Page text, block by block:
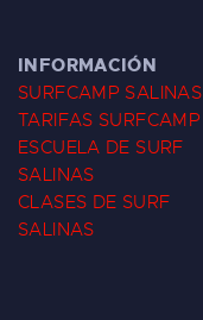
INFORMACIÓN
SURFCAMP SALINAS
TARIFAS SURFCAMP
ESCUELA DE SURF
SALINAS
CLASES DE SURF
SALINAS